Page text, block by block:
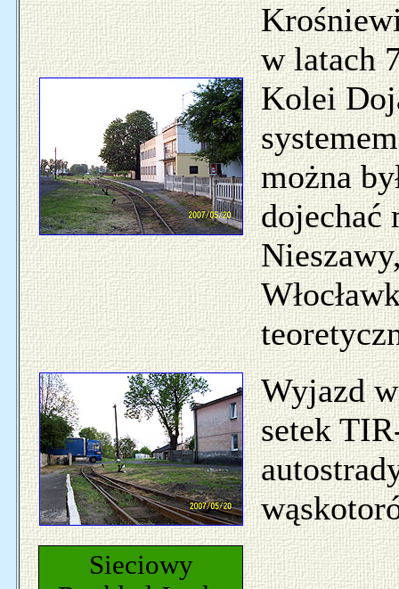
w latach
Kolei
można
dojechać
Wyjazd
setek
Sieciowy